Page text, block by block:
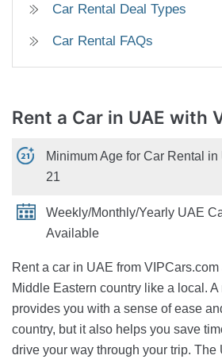
Car Rental Deal Types
Car Rental FAQs
Rent a Car in UAE with
Minimum Age for Car Rental in
21
Weekly/Monthly/Yearly UAE
Available
Rent a car in UAE from
Middle Eastern country like a local.
provides you with a sense of ease
country, but it also helps you save
drive your way through your trip. The